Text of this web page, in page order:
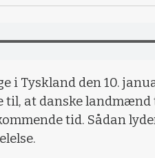
i Tyskland den 10.
at danske landmænd
tid. Sådan